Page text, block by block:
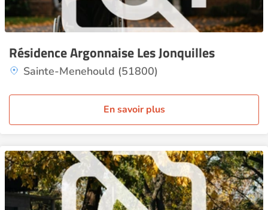
Résidence Argonnaise Les Jonquilles
Sainte-Menehould (51800)
En savoir plus